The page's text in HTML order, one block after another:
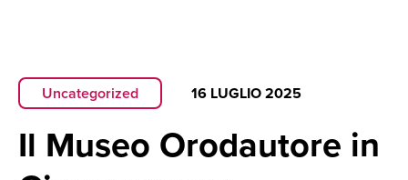
Uncategorized 16 LUGLIO 2025
Il Museo Orodautore in